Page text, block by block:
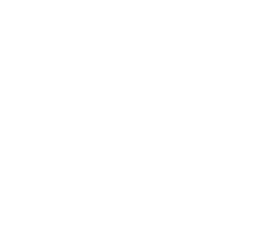
以内＆設定した発送日数内に発送してい
以内に発送しています
数内に発送しています